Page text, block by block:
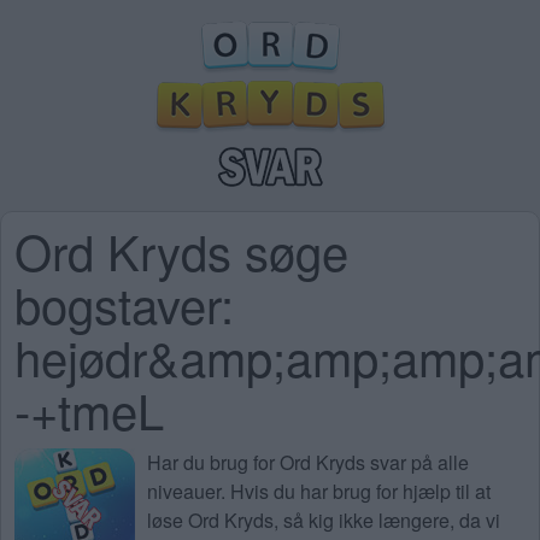
Ord Kryds søge
bogstaver:
-+tmeL
Har du brug for Ord Kryds svar på alle
niveauer. Hvis du har brug for hjælp til at
løse Ord Kryds, så kig ikke længere, da vi